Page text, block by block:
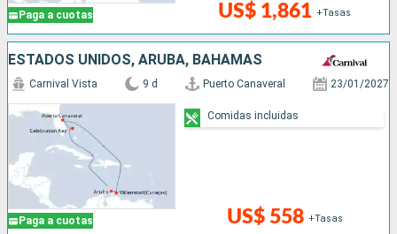
Paga a cuotas US$ 1,861 +Tasas
ESTADOS UNIDOS, ARUBA, BAHAMAS
Paga a cuotas
Carnival Vista 9 d Puerto Canaveral 23/01/2027
US$ 558 +Tasas
Comidas incluidas